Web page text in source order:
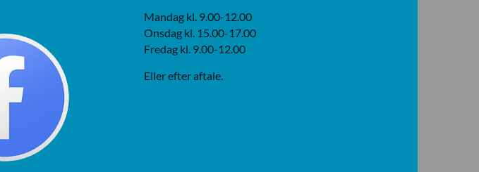
Mandag kl. 9.00-12.00
Onsdag kl. 15.00-17.00
Fredag kl. 9.00-12.00
Eller efter aftale.